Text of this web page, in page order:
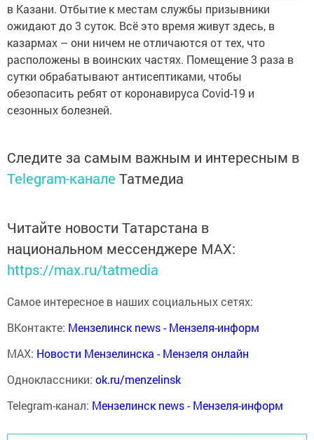
в Казани. Отбытие к местам службы призывники
ожидают до 3 суток. Всё это время живут здесь, в
казармах – они ничем не отличаются от тех, что
расположены в воинских частях. Помещение 3 раза в
сутки обрабатывают антисептиками, чтобы
обезопасить ребят от коронавируса Covid-19 и
сезонных болезней.
Следите за самым важным и интересным в
Telegram-канале Татмедиа
Читайте новости Татарстана в
национальном мессенджере MАХ:
https://max.ru/tatmedia
Самое интересное в наших социальных сетях:
ВКонтакте: Мензелинск news - Мензеля-информ
MAX: Новости Мензелинска - Мензеля онлайн
Одноклассники: ok.ru/menzelinsk
Telegram-канал: Мензелинск news - Мензеля-информ